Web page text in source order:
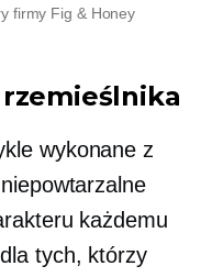
firmy Fig & Honey
wykonane z
każdemu
tych, którzy